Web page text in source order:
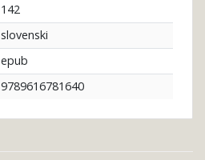
142
slovenski
epub
9789616781640